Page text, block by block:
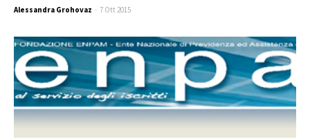
Alessandra Grohovaz - 7 Ott 2015